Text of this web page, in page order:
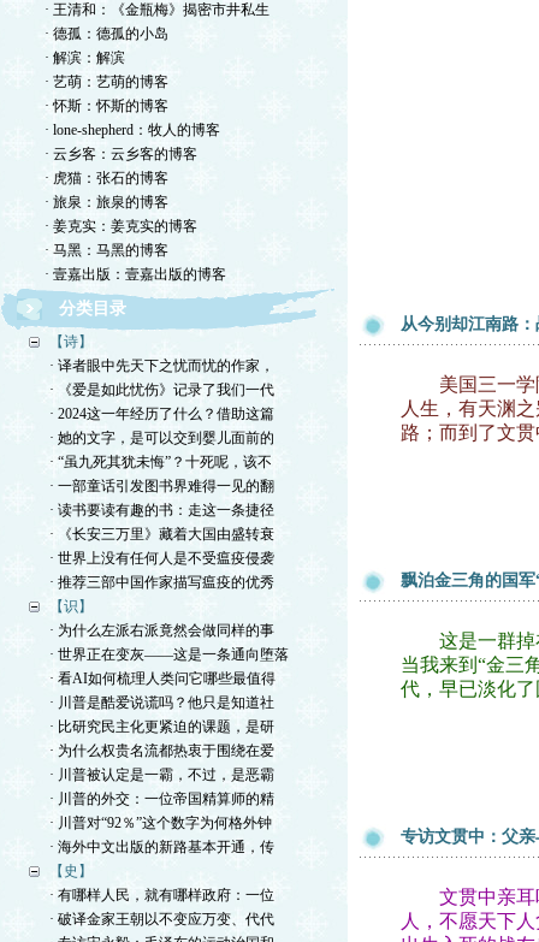
· 王清和：《金瓶梅》揭密市井私生
· 德孤：德孤的小岛
· 解滨：解滨
· 艺萌：艺萌的博客
· 怀斯：怀斯的博客
· lone-shepherd：牧人的博客
· 云乡客：云乡客的博客
· 虎猫：张石的博客
· 旅泉：旅泉的博客
· 姜克实：姜克实的博客
· 马黑：马黑的博客
· 壹嘉出版：壹嘉出版的博客
分类目录
【诗】
· 译者眼中先天下之忧而忧的作家，
· 《爱是如此忧伤》记录了我们一代
· 2024这一年经历了什么？借助这篇
· 她的文字，是可以交到婴儿面前的
· “虽九死其犹未悔”？十死呢，该不
· 一部童话引发图书界难得一见的翻
· 读书要读有趣的书：走这一条捷径
· 《长安三万里》藏着大国由盛转衰
· 世界上没有任何人是不受瘟疫侵袭
· 推荐三部中国作家描写瘟疫的优秀
【识】
· 为什么左派右派竟然会做同样的事
· 世界正在变灰——这是一条通向堕落
· 看AI如何梳理人类问它哪些最值得
· 川普是酷爱说谎吗？他只是知道社
· 比研究民主化更紧迫的课题，是研
· 为什么权贵名流都热衷于围绕在爱
· 川普被认定是一霸，不过，是恶霸
· 川普的外交：一位帝国精算师的精
· 川普对“92％”这个数字为何格外钟
· 海外中文出版的新路基本开通，传
【史】
· 有哪样人民，就有哪样政府：一位
· 破译金家王朝以不变应万变、代代
从今别却江南路
美国三一学院
人生，有天渊
路；而到了文
飘泊金三角的国
这是一群掉在
当我来到“金三
代，早已淡化
专访文贯中：父
文贯中亲耳听
人，不愿天下